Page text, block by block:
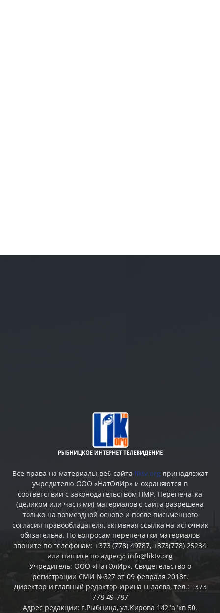
Все права на материалы веб-сайта liktv.org принадлежат
учредителю ООО «НатОлИр» и охраняются в
соответствии с законодательством ПМР. Перепечатка
(целиком или частями) материалов c сайта разрешена
только на возмездной основе и после письменного
согласия правообладателя, активная ссылка на источник
обязательна. По вопросам перепечатки материалов
звоните по телефонам: +373 (778) 49787, +373(778) 25234
или пишите по адресу: info@liktv.org
Учредитель: ООО «НатОлИр». Свидетельство о
регистрации СМИ №327 от 09 февраля 2018г.
Директор и главный редактор Ирина Шлаева, тел.: +373
778 49-787
Адрес редакции: г.Рыбница, ул.Кирова 142"а"кв 50.